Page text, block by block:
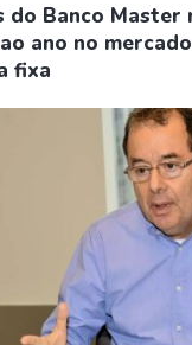
do Banco Master
ano no
fixa